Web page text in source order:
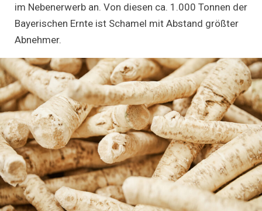
im Nebenerwerb an. Von diesen ca. 1.000 Tonnen der
Bayerischen Ernte ist Schamel mit Abstand größter
Abnehmer.